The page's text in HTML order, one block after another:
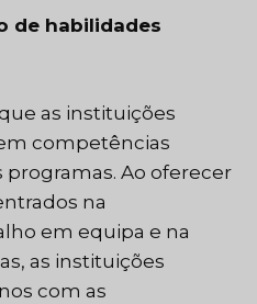
de habilidades
as instituições
competências
programas. Ao oferecer
na
em equipa e na
as instituições
com as